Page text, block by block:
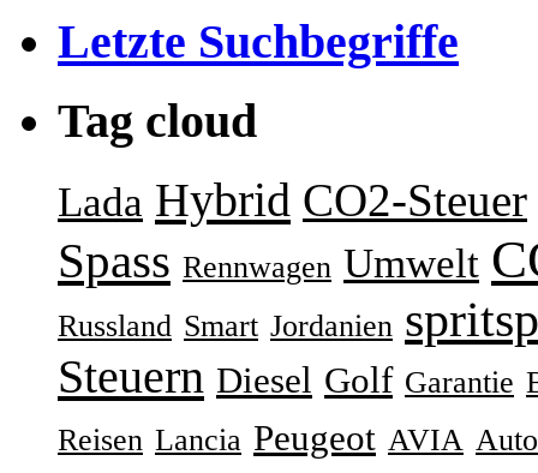
Letzte Suchbegriffe
Tag cloud
Lada Hybrid CO2-Steuer
Spass Rennwagen Umwelt
Russland Smart Jordanien
Steuern Diesel Golf Garantie
Reisen Lancia Peugeot AVIA